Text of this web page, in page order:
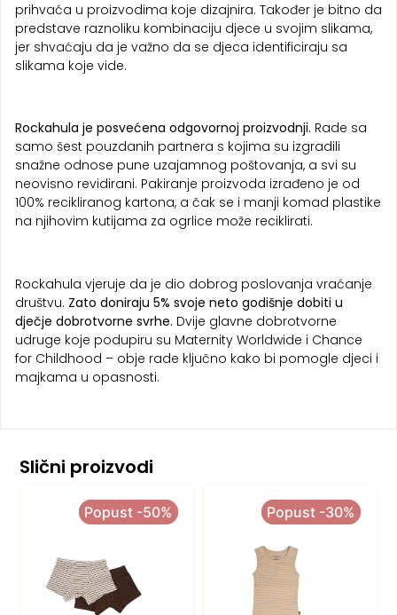
prihvaća u proizvodima koje dizajnira. Također je bitno da
predstave raznoliku kombinaciju djece u svojim slikama,
jer shvaćaju da je važno da se djeca identificiraju sa
slikama koje vide.
Rockahula je posvećena odgovornoj proizvodnji. Rade sa
samo šest pouzdanih partnera s kojima su izgradili
snažne odnose pune uzajamnog poštovanja, a svi su
neovisno revidirani. Pakiranje proizvoda izrađeno je od
100% recikliranog kartona, a čak se i manji komad plastike
na njihovim kutijama za ogrlice može reciklirati.
Rockahula vjeruje da je dio dobrog poslovanja vraćanje
društvu. Zato doniraju 5% svoje neto godišnje dobiti u
dječje dobrotvorne svrhe. Dvije glavne dobrotvorne
udruge koje podupiru su Maternity Worldwide i Chance
for Childhood – obje rade ključno kako bi pomogle djeci i
majkama u opasnosti.
Slični proizvodi
Popust -50%
Popust -50% Popust -30%
Popust -30%